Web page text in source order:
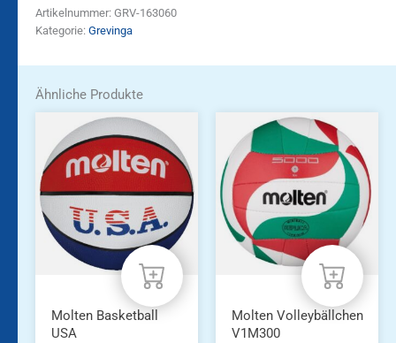
Artikelnummer: GRV-163060
Kategorie: Grevinga
Ähnliche Produkte
Molten Basketball
USA
Molten Volleybällchen
V1M300